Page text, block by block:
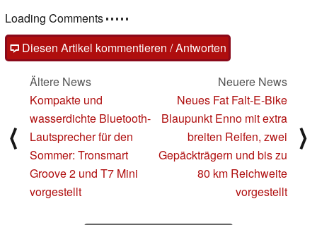
Loading Comments
Diesen Artikel kommentieren / Antworten
⟨
Ältere News
Kompakte und
wasserdichte Bluetooth-
Lautsprecher für den
Sommer: Tronsmart
Groove 2 und T7 Mini
vorgestellt
Neuere News
Neues Fat Falt-E-Bike
Blaupunkt Enno mit extra
breiten Reifen, zwei
Gepäckträgern und bis zu
80 km Reichweite
vorgestellt
⟩